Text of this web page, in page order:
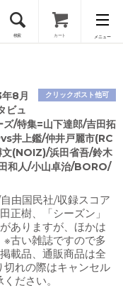
検索 カート メニュー
クリックポスト他可
8月
ビュ
ズ/特集=山下達郎/吉田拓
井上鑑/仲井戸麗市(RC
(NOIZ)/浜田省吾/鈴木
和人/小山卓治/BORO/
由国民社/収録スコア
正樹、「シーズン」
ありますが、ほかは
古い雑誌ですので多
載品、通販商品は全
れの際はキャンセル
ださい。